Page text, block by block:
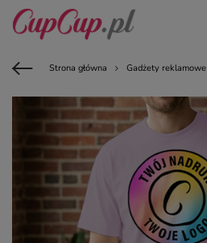
Strona główna Gadżety reklamowe